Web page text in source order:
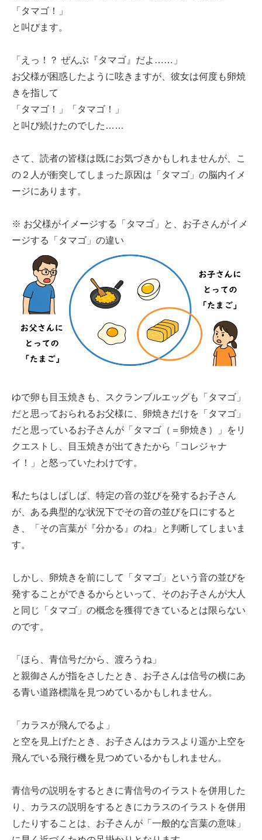
「タマゴ！」
と叫びます。
「えっ！？ ぜんぶ『タマゴ』だよ……」
お父様が困惑したように呟きますが、彼女は何度も卵焼
きを指して
「タマゴ！」「タマゴ！」
と叫び続けたのでした……
さて、読者の皆様は既にお気づきかもしれませんが、こ
の２人が衝突してしまった原因は「タマゴ」の脳内イメ
ージにあります。
※ お父様がイメージする「タマゴ」と、お子さんがイメ
ージする「タマゴ」の違い
ゆで卵も目玉焼きも、スクランブルエッグも「タマゴ」
だと思っておられるお父様に、卵焼きだけを「タマゴ」
だと思っているお子さんが「タマゴ（＝卵焼き）」をリ
クエストし、目玉焼きが出てきたから「コレジャナ
イ！」と怒っていたわけです。
私たちはしばしば、特定の音の並びを発するお子さん
が、ある典型的な状況下でその音の並びを口にすると
き、「その言葉が『分かる』のね」と判断してしまいま
す。
しかし、卵焼きを前にして「タマゴ」という音の並びを
発することができるからといって、そのお子さんが大人
と同じ「タマゴ」の概念を獲得できているとは限らない
のです。
「ほら、青信号だから、渡ろうね」
と親御さんが指をさしたとき、お子さんは信号の横にあ
る青い道路標識を見つめているかもしれません。
「カラスが飛んでるよ」
と空を見上げたとき、お子さんはカラスより遥か上空を
飛んでいる飛行機を見つめているかもしれません。
青信号の説明をするときに青信号のイラストを併用した
り、カラスの説明をするときにカラスのイラストを併用
したりすることは、お子さんが「一般的な言葉の意味」